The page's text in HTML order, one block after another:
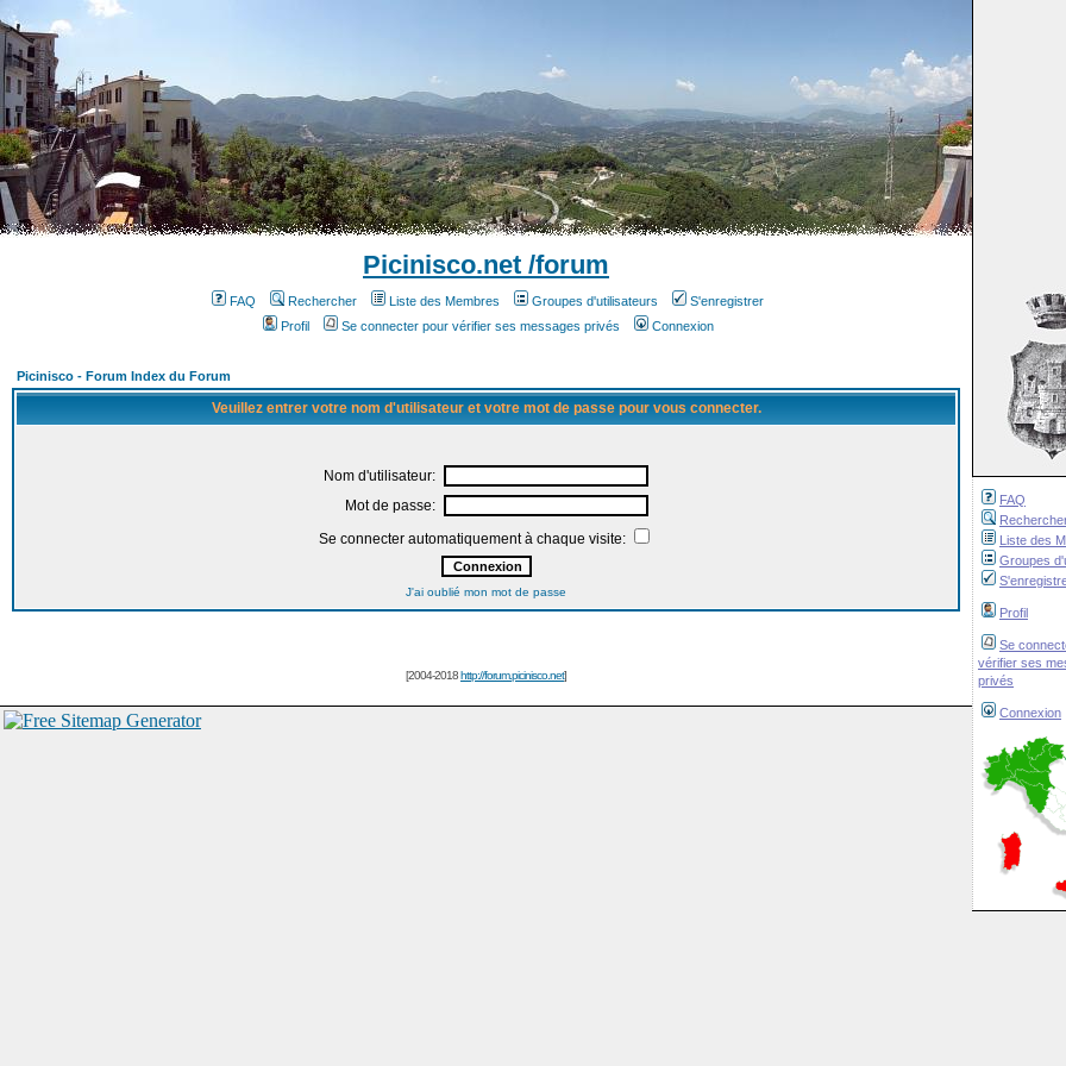
FAQ
Liste des
Groupes
Profil
Se
vérifier ses
privés
Connexion
Picinisco.net /forum
FAQ Rechercher Liste des Membres Groupes d'utilisateurs
S'enregistrer
Profil
Se connecter pour vérifier ses messages privés Connexion
Picinisco - Forum Index du Forum
Veuillez entrer votre nom d'utilisateur et votre mot de passe pour vous connecter.
Nom d'utilisateur:
Mot de passe:
Se connecter automatiquement à chaque visite:
J'ai oublié mon mot de passe
[2004-2018http://forum.picinisco.net]